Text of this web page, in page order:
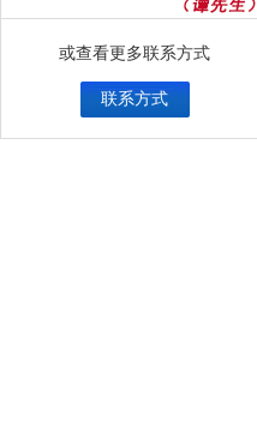
或查看更多联系方式
联系方式